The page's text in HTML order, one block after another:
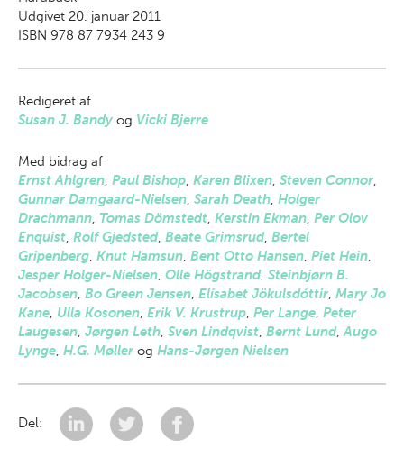
Udgivet 20. januar 2011
ISBN 978 87 7934 243 9
Redigeret af
Susan J. Bandy og Vicki Bjerre
Med bidrag af
Ernst Ahlgren, Paul Bishop, Karen Blixen, Steven Connor,
Gunnar Damgaard-Nielsen, Sarah Death, Holger
Drachmann, Tomas Dömstedt, Kerstin Ekman, Per Olov
Enquist, Rolf Gjedsted, Beate Grimsrud, Bertel
Gripenberg, Knut Hamsun, Bent Otto Hansen, Piet Hein,
Jesper Holger-Nielsen, Olle Högstrand, Steinbjørn B.
Jacobsen, Bo Green Jensen, Elísabet Jökulsdóttir, Mary Jo
Kane, Ulla Kosonen, Erik V. Krustrup, Per Lange, Peter
Laugesen, Jørgen Leth, Sven Lindqvist, Bernt Lund,Augo
Lynge, H.G. Møllerog Hans-Jørgen Nielsen
Del: